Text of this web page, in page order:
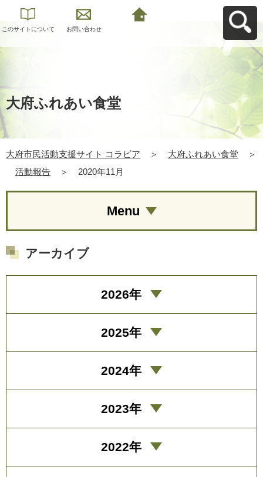
このサイトについて お問い合わせ
大府ふれあい食堂
大府市民活動支援サイト コラビア ＞ 大府ふれあい食堂
＞
活動報告
＞ 2020年11月
Menu
アーカイブ
2026年
2025年
2024年
2023年
2022年